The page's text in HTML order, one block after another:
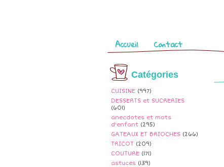
Pages
Accueil Contact
Catégories
CUISINE (997)
DESSERTS et SUCRERIES
(601)
anecdotes et mots
d'enfant (295)
GATEAUX ET BRIOCHES (266)
TRICOT (209)
COUTURE (171)
astuces (139)